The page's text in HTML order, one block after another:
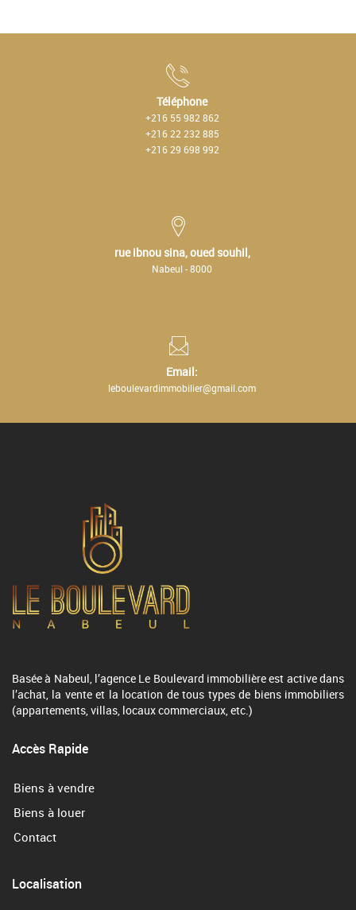
Téléphone
+216 55 982 862
+216 22 232 885
+216 29 698 992
rue ibnou sina, oued souhil,
Nabeul - 8000
Email:
leboulevardimmobilier@gmail.com
Basée à Nabeul, l’agence Le Boulevard immobilière est active dans
l’achat, la vente et la location de tous types de biens immobiliers
(appartements, villas, locaux commerciaux, etc.)
Accès Rapide
Biens à vendre
Biens à louer
Contact
Localisation